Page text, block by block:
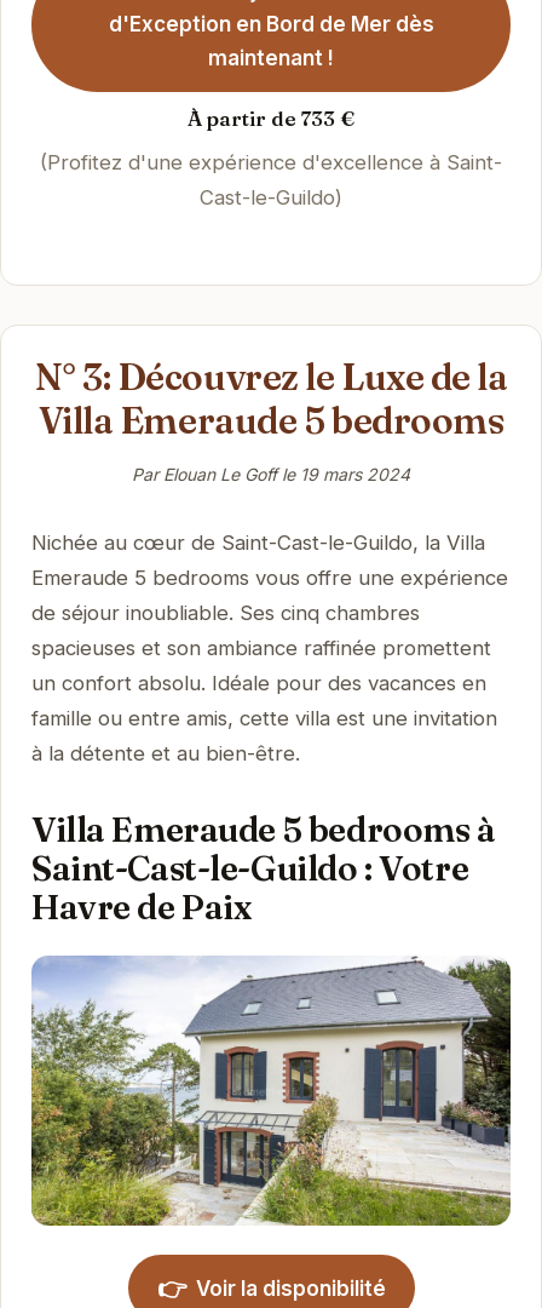
d'Exception en Bord de Mer dès
maintenant !
À partir de 733 €
(Profitez d'une expérience d'excellence à Saint-
Cast-le-Guildo)
N° 3: Découvrez le Luxe de la
Villa Emeraude 5 bedrooms
Par Elouan Le Goff le 19 mars 2024
Nichée au cœur de Saint-Cast-le-Guildo, la Villa
Emeraude 5 bedrooms vous offre une expérience
de séjour inoubliable. Ses cinq chambres
spacieuses et son ambiance raffinée promettent
un confort absolu. Idéale pour des vacances en
famille ou entre amis, cette villa est une invitation
à la détente et au bien-être.
Villa Emeraude 5 bedrooms à
Saint-Cast-le-Guildo : Votre
Havre de Paix
👉 Voir la disponibilité